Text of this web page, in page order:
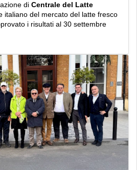
di Centrale del Latte
italiano del mercato del latte fresco
i risultati al 30 settembre